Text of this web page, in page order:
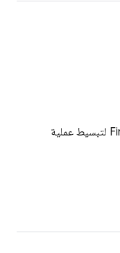
تستخدم شركة Acintyo منصة Firebase لتبسيط عملية